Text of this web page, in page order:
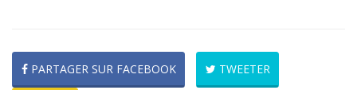
PARTAGER SUR FACEBOOK TWEETER